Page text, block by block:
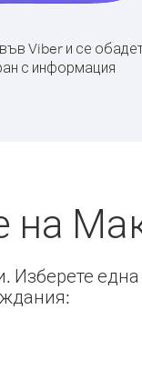
Viber и се
с информация
на